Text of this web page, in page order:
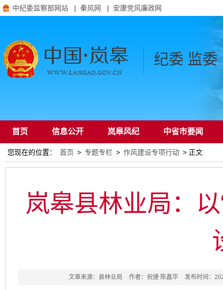
中纪委监察部网站 | 秦风网 | 安康党风廉政网
纪委 监委
首页 信息公开 岚皋风纪 中省市要闻
通知公告
您现在的位置： 首页 > 专题专栏 > 作风建设专项行动 > 正文
岚皋县林业局：以
文章来源：县林业局 作者：祝捷 陈鑫华 发布时间：